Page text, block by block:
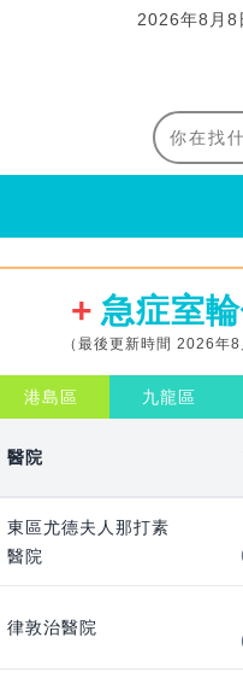
2026年8月8
急症室
（最後更新時間 2026年
港島區 九龍區
醫院
東區尤德夫人那打素
醫院
律敦治醫院